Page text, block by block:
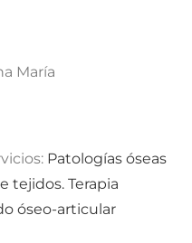
María
Patologías óseas
tejidos. Terapia
óseo-articular